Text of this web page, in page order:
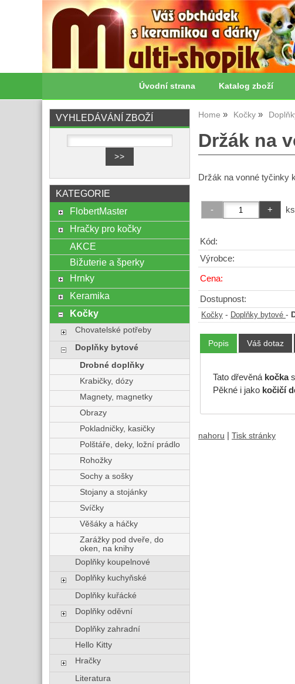
Úvodní strana Katalog zboží
Home Kočky
Držák na
Držák na vonné tyčinky
ks
Kód:
Výrobce:
Cena:
Dostupnost:
Kočky - Doplňky bytové -
Popis Váš dotaz
Tato dřevěná kočkas
Pěkné i jako kočičí
nahoru Tisk stránky
VYHLEDÁVÁNÍ ZBOŽÍ
KATEGORIE
FlobertMaster
Hračky pro kočky
AKCE
Bižuterie a šperky
Hrnky
Keramika
Kočky
Chovatelské potřeby
Doplňky bytové
Drobné doplňky
Krabičky, dózy
Magnety, magnetky
Obrazy
Pokladničky, kasičky
Polštáře, deky, ložní prádlo
Rohožky
Sochy a sošky
Stojany a stojánky
Svíčky
Věšáky a háčky
Zarážky pod dveře, do
oken, na knihy
Doplňky koupelnové
Doplňky kuchyňské
Doplňky kuřácké
Doplňky oděvní
Doplňky zahradní
Hello Kitty
Hračky
Literatura